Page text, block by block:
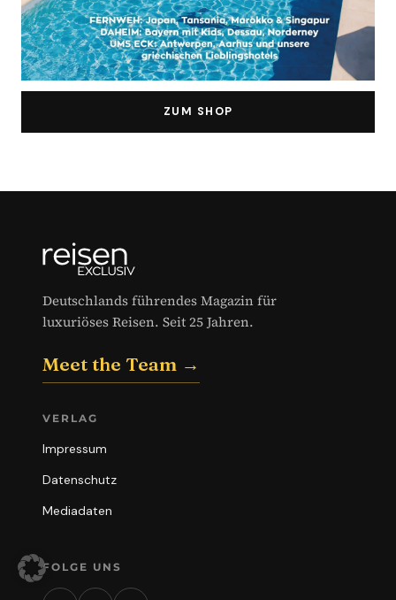
ZUM SHOP
Deutschlands führendes Magazin für
luxuriöses Reisen. Seit 25 Jahren.
Meet the Team →
VERLAG
Impressum
Datenschutz
Mediadaten
FOLGE UNS